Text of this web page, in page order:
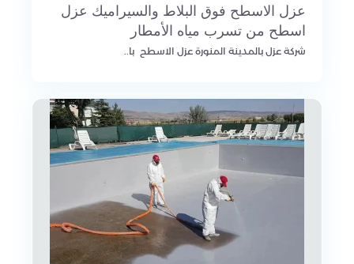
عزل الاسطح فوق البلاط والسيراميك عزل
اسطح من تسرب مياه الأمطار
شركة عزل بالمدينة المنورة عزل الاسطح با..